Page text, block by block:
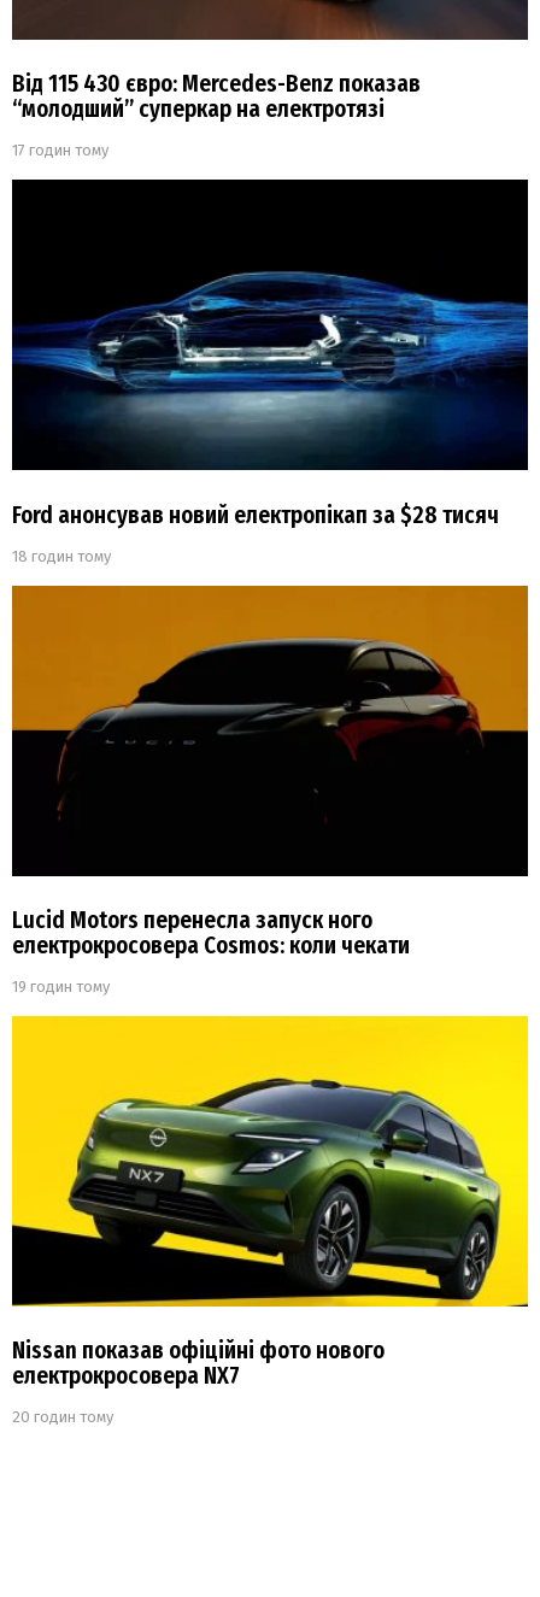
Від 115 430 євро: Mercedes-Benz показав
“молодший” суперкар на електротязі
17 годин тому
Ford анонсував новий електропікап за $28 тисяч
18 годин тому
Lucid Motors перенесла запуск ного
електрокросовера Cosmos: коли чекати
19 годин тому
Nissan показав офіційні фото нового
електрокросовера NX7
20 годин тому